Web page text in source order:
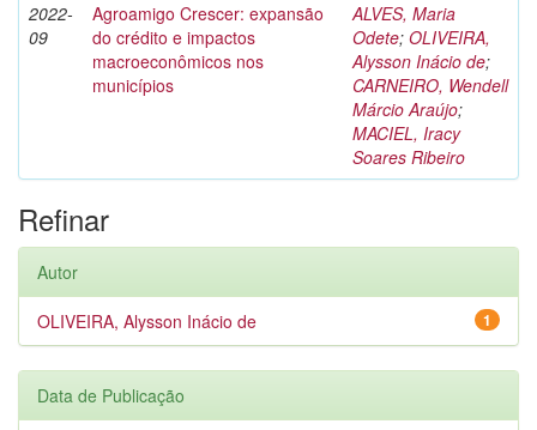
2022-
09
Agroamigo Crescer: expansão
do crédito e impactos
macroeconômicos nos
municípios
ALVES, Maria
Odete; OLIVEIRA,
Alysson Inácio de;
CARNEIRO, Wendell
Márcio Araújo;
MACIEL, Iracy
Soares Ribeiro
Refinar
Autor
1
OLIVEIRA, Alysson Inácio de
Data de Publicação